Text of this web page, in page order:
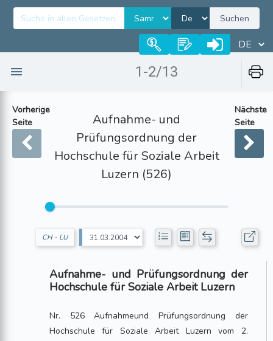
Suchen
1-2/13
Vorherige
Seite
Aufnahme- und
Prüfungsordnung der
Hochschule für Soziale Arbeit
Luzern (526)
Nächste
Seite
CH - LU
Aufnahme- und Prüfungsordnung der
Hochschule für Soziale Arbeit Luzern
Nr. 526 Aufnahmeund Prüfungsordnung der
Hochschule für Soziale Arbeit Luzern vom 2.